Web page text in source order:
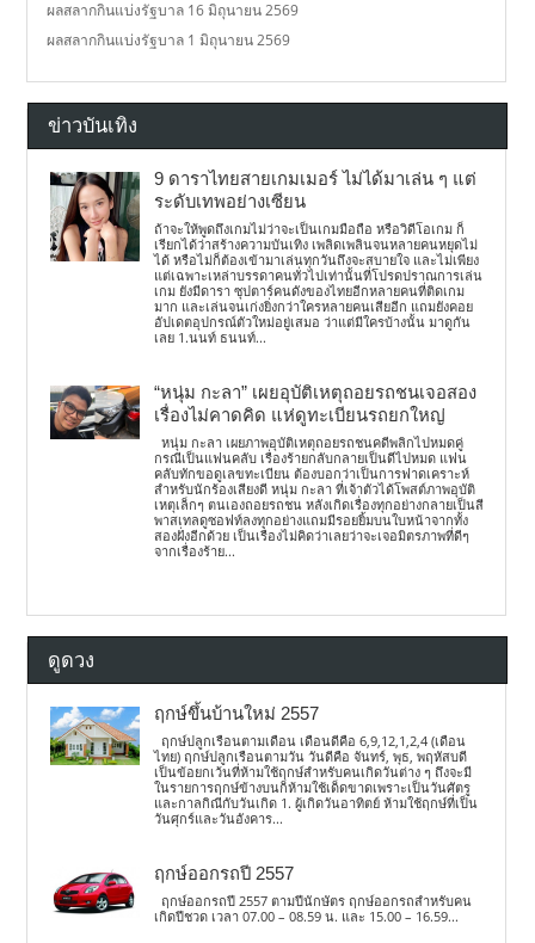
ผลสลากกินแบ่งรัฐบาล 16 มิถุนายน 2569
ผลสลากกินแบ่งรัฐบาล 1 มิถุนายน 2569
ข่าวบันเทิง
9 ดาราไทยสายเกมเมอร์ ไม่ได้มาเล่น ๆ แต่
ระดับเทพอย่างเซียน
ถ้าจะให้พูดถึงเกมไม่ว่าจะเป็นเกมมือถือ หรือวิดีโอเกม ก็
เรียกได้ว่าสร้างความบันเทิง เพลิดเพลินจนหลายคนหยุดไม่
ได้ หรือไม่ก็ต้องเข้ามาเล่นทุกวันถึงจะสบายใจ และไม่เพียง
แต่เฉพาะเหล่าบรรดาคนทั่วไปเท่านั้นที่โปรดปราณการเล่น
เกม ยังมีดารา ซุปตาร์คนดังของไทยอีกหลายคนที่ติดเกม
มาก และเล่นจนเก่งยิ่งกว่าใครหลายคนเสียอีก แถมยังคอย
อัปเดตอุปกรณ์ตัวใหม่อยู่เสมอ ว่าแต่มีใครบ้างนั้น มาดูกัน
เลย 1.นนท์ ธนนท์...
“หนุ่ม กะลา” เผยอุบัติเหตุถอยรถชนเจอสอง
เรื่องไม่คาดคิด แห่ดูทะเบียนรถยกใหญ่
หนุ่ม กะลา เผยภาพอุบัติเหตุถอยรถชนคดีพลิกไปหมดคู่
กรณีเป็นแฟนคลับ เรื่องร้ายกลับกลายเป็นดีไปหมด แฟน
คลับทักขอดูเลขทะเบียน ต้องบอกว่าเป็นการฟาดเคราะห์
สำหรับนักร้องเสียงดี หนุ่ม กะลา ที่เจ้าตัวได้โพสต์ภาพอุบัติ
เหตุเล็กๆ ตนเองถอยรถชน หลังเกิดเรื่องทุกอย่างกลายเป็นสี
พาสเทลดูซอฟท์ลงทุกอย่างแถมมีรอยยิ้มบนใบหน้าจากทั้ง
สองฝั่งอีกด้วย เป็นเรื่องไม่คิดว่าเลยว่าจะเจอมิตรภาพที่ดีๆ
จากเรื่องร้าย...
ดูดวง
ฤกษ์ขึ้นบ้านใหม่ 2557
ฤกษ์ปลูกเรือนตามเดือน เดือนดีคือ 6,9,12,1,2,4 (เดือน
ไทย) ฤกษ์ปลูกเรือนตามวัน วันดีคือ จันทร์, พุธ, พฤหัสบดี
เป็นข้อยกเว้นที่ห้ามใช้ฤกษ์สำหรับคนเกิดวันต่าง ๆ ถึงจะมี
ในรายการฤกษ์ข้างบนก็ห้ามใช้เด็ดขาดเพราะเป็นวันศัตรู
และกาลกิณีกับวันเกิด 1. ผู้เกิดวันอาทิตย์ ห้ามใช้ฤกษ์ที่เป็น
วันศุกร์และวันอังคาร...
ฤกษ์ออกรถปี 2557
ฤกษ์ออกรถปี 2557 ตามปีนักษัตร ฤกษ์ออกรถสำหรับคน
เกิดปีชวด เวลา 07.00 – 08.59 น. และ 15.00 – 16.59...